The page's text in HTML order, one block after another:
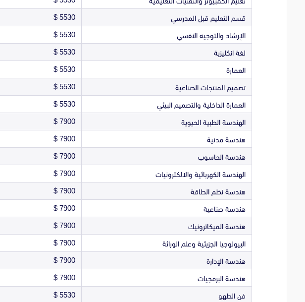
قسم التعليم قبل المدرسي 5530 $
الإرشاد والتوجيه النفسي 5530 $
لغة انكليزية 5530 $
العمارة 5530 $
تصميم المنتجات الصناعية 5530 $
العمارة الداخلية والتصميم البيئي 5530 $
الهندسة الطبية الحيوية 7900 $
هندسة مدنية 7900 $
هندسة الحاسوب 7900 $
الهندسة الكهربائية والالكترونيات 7900 $
هندسة نظم الطاقة 7900 $
هندسة صناعية 7900 $
هندسة الميكاترونيك 7900 $
البيولوجيا الجزيئية وعلم الوراثة 7900 $
هندسة الإدارة 7900 $
هندسة البرمجيات 7900 $
فن الطهو 5530 $